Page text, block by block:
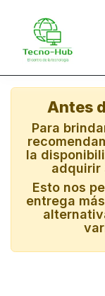
Antes
Para
la
adquirir
Esto nos
entrega